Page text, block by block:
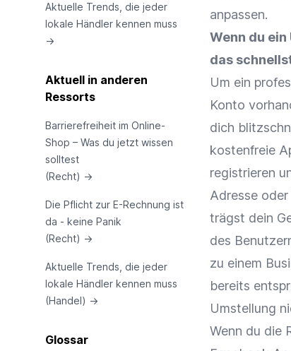
Aktuelle Trends, die jeder
lokale Händler kennen muss
→
Aktuell in anderen
Ressorts
Barrierefreiheit im Online-
Shop – Was du jetzt wissen
solltest
(Recht) →
Die Pflicht zur E-Rechnung ist
da - keine Panik
(Recht) →
Aktuelle Trends, die jeder
lokale Händler kennen muss
(Handel) →
Glossar
anpassen.
Wenn du
das
Um ein
Konto
dich
kostenfreie
registrieren
Adresse
trägst dein
des
zu einem
bereits
Umstellung
Wenn du die